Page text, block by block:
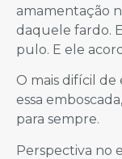
amamentação
daquele fardo.
pulo. E ele
O mais difícil de
essa
para sempre.
Perspectiva no